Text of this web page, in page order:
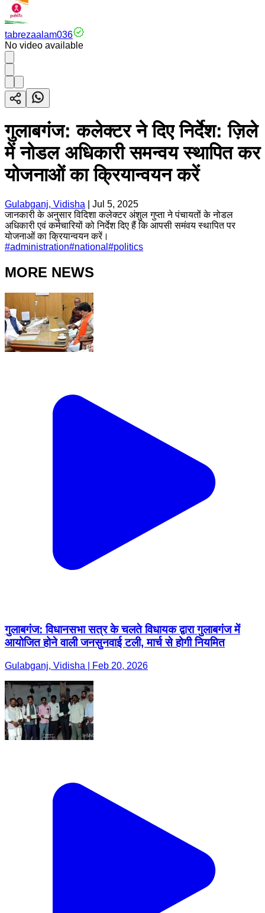
tabrezaalam036
No video available
गुलाबगंज: कलेक्टर ने दिए निर्देश: ज़िले
में नोडल अधिकारी समन्वय स्थापित कर
योजनाओं का क्रियान्वयन करें
Gulabganj, Vidisha
Jul 5, 2025
जानकारी के अनुसार विदिशा कलेक्टर अंशुल गुप्ता ने पंचायतों के नोडल
अधिकारी एवं कर्मचारियों को निर्देश दिए हैं कि आपसी समंवय स्थापित पर
योजनाओं का क्रियान्वयन करें।
#administration#national #politics
MORE NEWS
गुलाबगंज: विधानसभा सत्र के चलते विधायक द्वारा गुलाबगंज में
आयोजित होने वाली जनसुनवाई टली, मार्च से होगी नियमित
Gulabganj, Vidisha | Feb 20, 2026